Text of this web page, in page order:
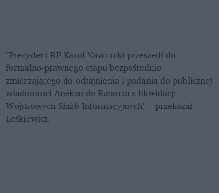
"Prezydent RP Karol Nawrocki przeszedł do
formalno-prawnego etapu bezpośrednio
zmierzającego do odtajnienia i podania do publicznej
wiadomości Aneksu do Raportu z likwidacji
Wojskowych Służb Informacyjnych" – przekazał
Leśkiewicz.